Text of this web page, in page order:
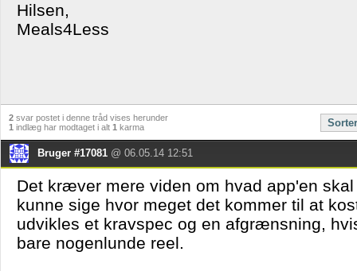
Hilsen,
Meals4Less
2 svar postet i denne tråd vises herunder
1 indlæg har modtaget i alt 1 karma
Bruger #17081 @ 06.05.14 12:51
Det kræver mere viden om hvad app'en
kunne sige hvor meget det kommer til at
udvikles et kravspec og en afgrænsning,
bare nogenlunde reel.